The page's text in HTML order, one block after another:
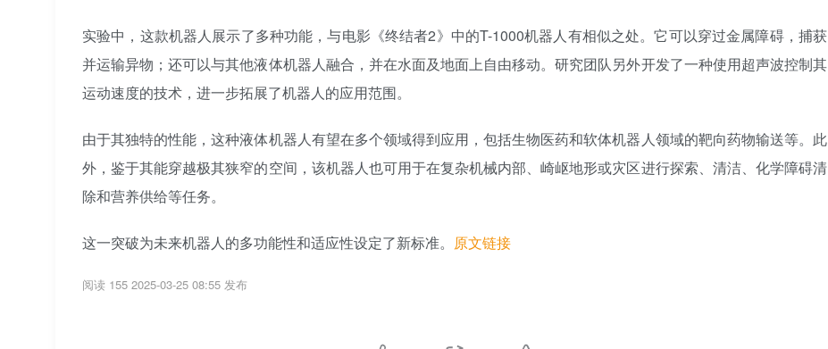
实验中，这款机器人展示了多种功能，与电影《终结者2》中的T-1000机器人有相似之处。它可以穿过金属障碍，捕获
并运输异物；还可以与其他液体机器人融合，并在水面及地面上自由移动。研究团队另外开发了一种使用超声波控制其
运动速度的技术，进一步拓展了机器人的应用范围。
由于其独特的性能，这种液体机器人有望在多个领域得到应用，包括生物医药和软体机器人领域的靶向药物输送等。此
外，鉴于其能穿越极其狭窄的空间，该机器人也可用于在复杂机械内部、崎岖地形或灾区进行探索、清洁、化学障碍清
除和营养供给等任务。
这一突破为未来机器人的多功能性和适应性设定了新标准。 原文链接
阅读 155 2025-03-25 08:55 发布